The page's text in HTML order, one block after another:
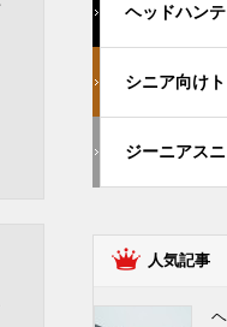
ヘッドハン
シニア向け
ジーニアス
人気記事